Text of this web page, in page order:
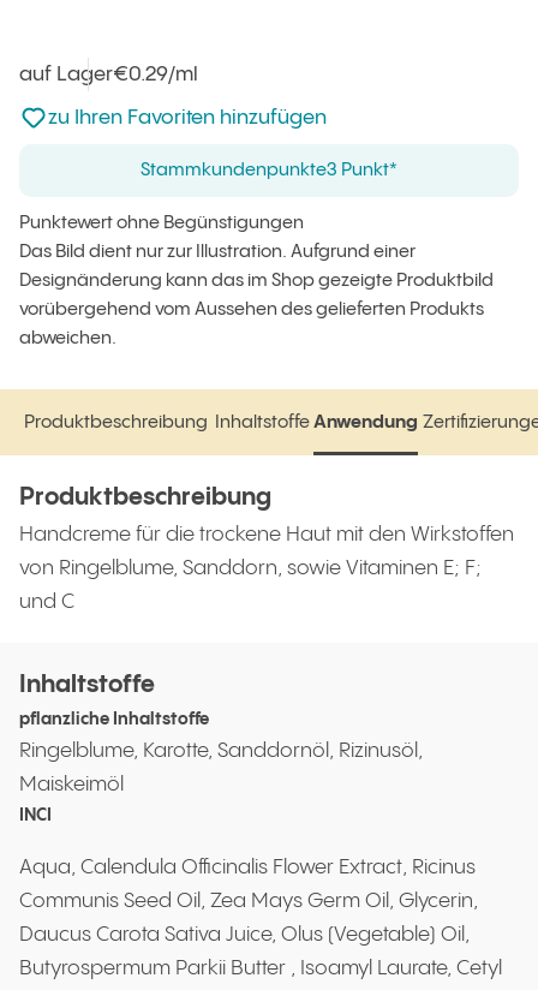
auf LagerEinheitspreis
€0.29/ml
zu den Favoriten nicht hinzugefügt
zu Ihren Favoriten hinzufügen
Stammkundenpunkte3 Punkt*
Punktewert ohne Begünstigungen
Das Bild dient nur zur Illustration. Aufgrund einer
Designänderung kann das im Shop gezeigte Produktbild
vorübergehend vom Aussehen des gelieferten Produkts
abweichen.
Produktbeschreibung
Produktbeschreibung
Inhaltstoffe
Inhaltstoffe
Anwendung
Anwendung
Produktbeschreibung
Handcreme für die trockene Haut mit den Wirkstoffen
von Ringelblume, Sanddorn, sowie Vitaminen E; F;
und C
Inhaltstoffe
pflanzliche Inhaltstoffe
Ringelblume, Karotte, Sanddornöl, Rizinusöl,
Maiskeimöl
INCI
Aqua, Calendula Officinalis Flower Extract, Ricinus
Communis Seed Oil, Zea Mays Germ Oil, Glycerin,
Daucus Carota Sativa Juice, Olus (Vegetable) Oil,
Butyrospermum Parkii Butter , Isoamyl Laurate, Cetyl